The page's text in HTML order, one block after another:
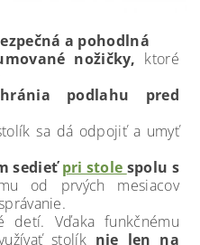
a pohodlná
nožičky, ktoré
podlahu pred
sa dá odpojiť a umyť
sedieťpri stole spolu s
od prvých mesiacov
detí. Vďaka funkčnému
stolíknie len na